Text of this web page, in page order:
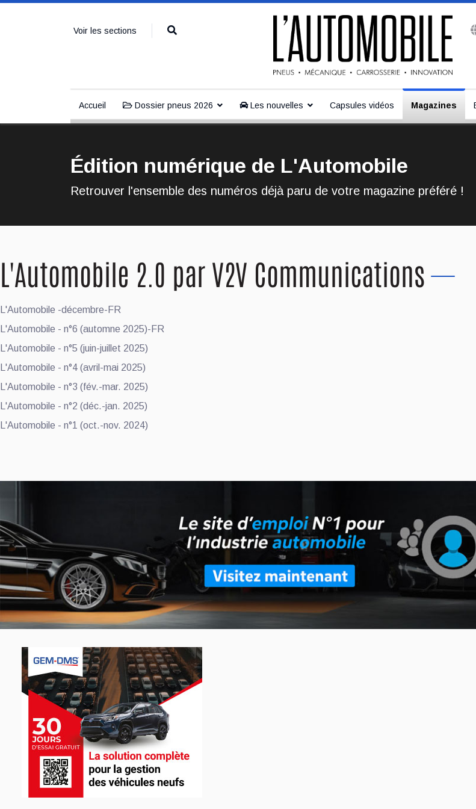
Voir les sections
Accueil Dossier pneus 2026 Les nouvelles Capsules vidéos Magazines
Édition numérique de L'Automobile
Retrouver l'ensemble des numéros déjà paru de votre magazine préféré !
L'Automobile 2.0 par V2V Communications
L'Automobile -décembre-FR
L'Automobile - n°6 (automne 2025)-FR
L'Automobile - n°5 (juin-juillet 2025)
L'Automobile - n°4 (avril-mai 2025)
L'Automobile - n°3 (fév.-mar. 2025)
L'Automobile - n°2 (déc.-jan. 2025)
L'Automobile - n°1 (oct.-nov. 2024)